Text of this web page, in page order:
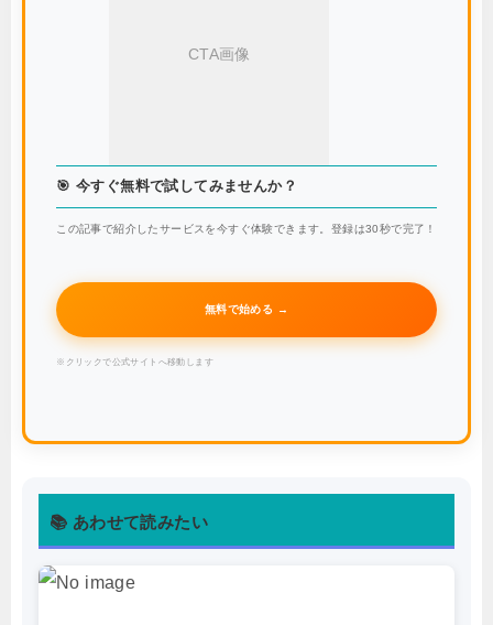
CTA画像
🎯 今すぐ無料で試してみませんか？
この記事で紹介したサービスを今すぐ体験できます。登録は30秒で完了！
無料で始める →
※クリックで公式サイトへ移動します
📚 あわせて読みたい